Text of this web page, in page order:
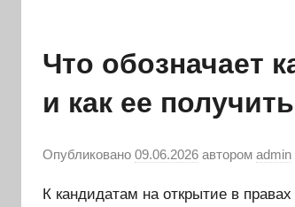
Что обозначает
и как ее получить
Опубликовано 09.06.2026 автором admin
К кандидатам на открытие в